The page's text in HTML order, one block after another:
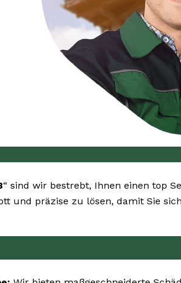
“ sind wir bestrebt, Ihnen einen top
und präzise zu lösen, damit Sie